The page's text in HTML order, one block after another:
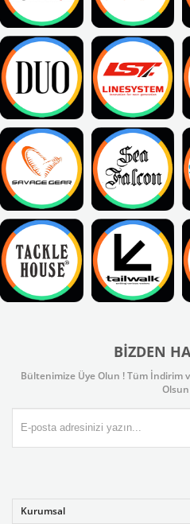
BIZDEN
Bültenimize Üye Olun ! Tüm İndirim
Kurumsal